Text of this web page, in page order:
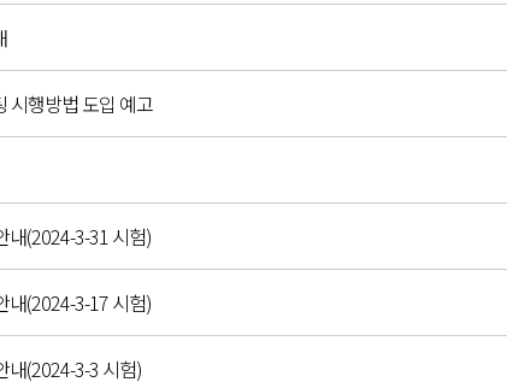
시행방법 도입 예고
내(2024-3-31 시험)
내(2024-3-17 시험)
내(2024-3-3 시험)